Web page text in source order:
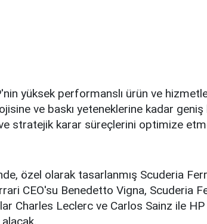
yüksek performanslı ürün ve
ve baskı yeteneklerine kadar
stratejik karar süreçlerini optimize
özel olarak tasarlanmış Scuderia
CEO'su Benedetto Vigna, Scuderia
Charles Leclerc ve Carlos Sainz ile HP